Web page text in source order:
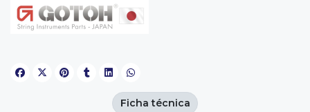
Ficha técnica